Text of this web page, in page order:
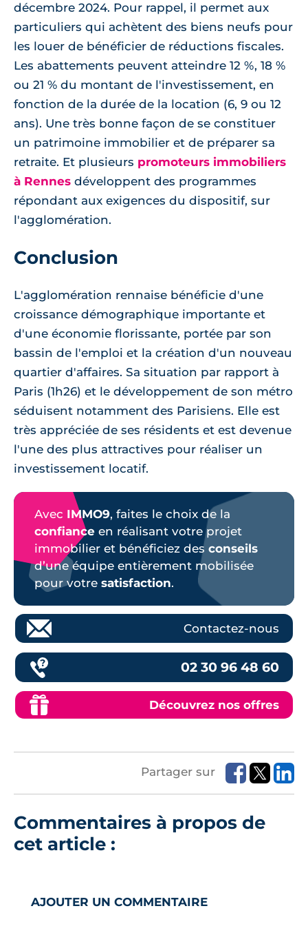
décembre 2024. Pour rappel, il permet aux
particuliers qui achètent des biens neufs pour
les louer de bénéficier de réductions fiscales.
Les abattements peuvent atteindre 12 %, 18 %
ou 21 % du montant de l'investissement, en
fonction de la durée de la location (6, 9 ou 12
ans). Une très bonne façon de se constituer
un patrimoine immobilier et de préparer sa
retraite. Et plusieurs promoteurs immobiliers
à Rennes développent des programmes
répondant aux exigences du dispositif, sur
l'agglomération.
Conclusion
L'agglomération rennaise bénéficie d'une
croissance démographique importante et
d'une économie florissante, portée par son
bassin de l'emploi et la création d'un nouveau
quartier d'affaires. Sa situation par rapport à
Paris (1h26) et le développement de son métro
séduisent notamment des Parisiens. Elle est
très appréciée de ses résidents et est devenue
l'une des plus attractives pour réaliser un
investissement locatif.
Avec IMMO9, faites le choix de la
confiance en réalisant votre projet
immobilier et bénéficiez des conseils
d’une équipe entièrement mobilisée
pour votre satisfaction.
Contactez-nous
02 30 96 48 60
Découvrez nos offres
Partager sur
Commentaires à propos de
cet article :
AJOUTER UN COMMENTAIRE